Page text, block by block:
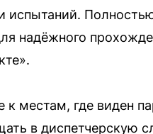
испытаний.
надёжного
к местам, где виден
в диспетчерскую